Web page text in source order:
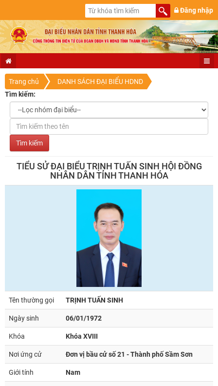
Đăng nhập
Trang chủ
DANH SÁCH ĐẠI BIỂU HDND
Tìm kiếm:
TIỂU SỬ ĐẠI BIỂU TRỊNH TUẤN SINH HỘI ĐỒNG
NHÂN DÂN TỈNH THANH HÓA
Tên thường gọi TRỊNH TUẤN SINH
Ngày sinh 06/01/1972
Khóa Khóa XVIII
Nơi ứng cử Đơn vị bầu cử số 21 - Thành phố Sầm Sơn
Giới tính Nam